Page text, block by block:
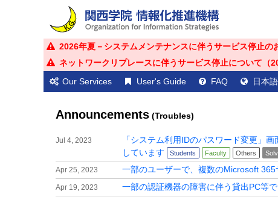
2026年夏－システムメンテナンスに伴うサービス停止
ネットワークリプレースに伴うサービス停止について（
Our Services
User's Guide FAQ 日本
Announcements (Troubles)
Jul 4, 2023
「システム利用IDのパスワード変更」
しています
Students Faculty Others
Apr 25, 2023 一部のユーザーで、複数のMicrosoft
Apr 19, 2023 一部の認証機器の障害に伴う貸出PC等